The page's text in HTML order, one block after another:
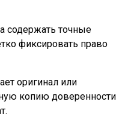
содержать точные
фиксировать право
оригинал или
копию доверенности